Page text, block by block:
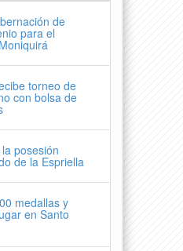
de
para el
torneo de
con bolsa de
posesión
de la Espriella
medallas y
en Santo